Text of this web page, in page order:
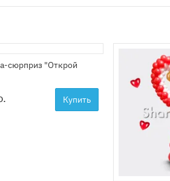
сюрприз "Открой
Купить